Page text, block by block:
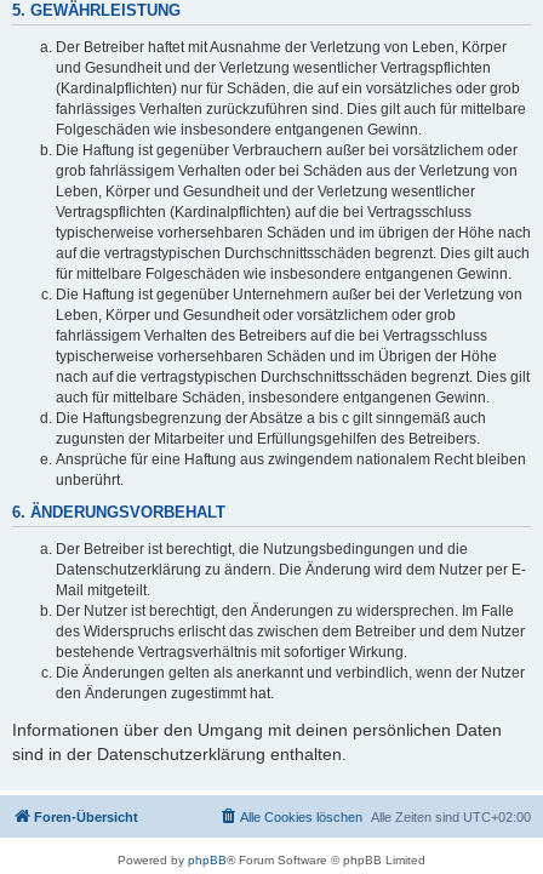
5. GEWÄHRLEISTUNG
Der Betreiber haftet mit Ausnahme der Verletzung von Leben, Körper
und Gesundheit und der Verletzung wesentlicher Vertragspflichten
(Kardinalpflichten) nur für Schäden, die auf ein vorsätzliches oder grob
fahrlässiges Verhalten zurückzuführen sind. Dies gilt auch für mittelbare
Folgeschäden wie insbesondere entgangenen Gewinn.
Die Haftung ist gegenüber Verbrauchern außer bei vorsätzlichem oder
grob fahrlässigem Verhalten oder bei Schäden aus der Verletzung von
Leben, Körper und Gesundheit und der Verletzung wesentlicher
Vertragspflichten (Kardinalpflichten) auf die bei Vertragsschluss
typischerweise vorhersehbaren Schäden und im übrigen der Höhe nach
auf die vertragstypischen Durchschnittsschäden begrenzt. Dies gilt auch
für mittelbare Folgeschäden wie insbesondere entgangenen Gewinn.
Die Haftung ist gegenüber Unternehmern außer bei der Verletzung von
Leben, Körper und Gesundheit oder vorsätzlichem oder grob
fahrlässigem Verhalten des Betreibers auf die bei Vertragsschluss
typischerweise vorhersehbaren Schäden und im Übrigen der Höhe
nach auf die vertragstypischen Durchschnittsschäden begrenzt. Dies gilt
auch für mittelbare Schäden, insbesondere entgangenen Gewinn.
Die Haftungsbegrenzung der Absätze a bis c gilt sinngemäß auch
zugunsten der Mitarbeiter und Erfüllungsgehilfen des Betreibers.
Ansprüche für eine Haftung aus zwingendem nationalem Recht bleiben
unberührt.
6. ÄNDERUNGSVORBEHALT
Der Betreiber ist berechtigt, die Nutzungsbedingungen und die
Datenschutzerklärung zu ändern. Die Änderung wird dem Nutzer per E-
Mail mitgeteilt.
Der Nutzer ist berechtigt, den Änderungen zu widersprechen. Im Falle
des Widerspruchs erlischt das zwischen dem Betreiber und dem Nutzer
bestehende Vertragsverhältnis mit sofortiger Wirkung.
Die Änderungen gelten als anerkannt und verbindlich, wenn der Nutzer
den Änderungen zugestimmt hat.
Informationen über den Umgang mit deinen persönlichen Daten
sind in der Datenschutzerklärung enthalten.
Foren-Übersicht Alle Zeiten sind UTC+02:00
Alle Cookies löschen
Powered by phpBB® Forum Software © phpBB Limited